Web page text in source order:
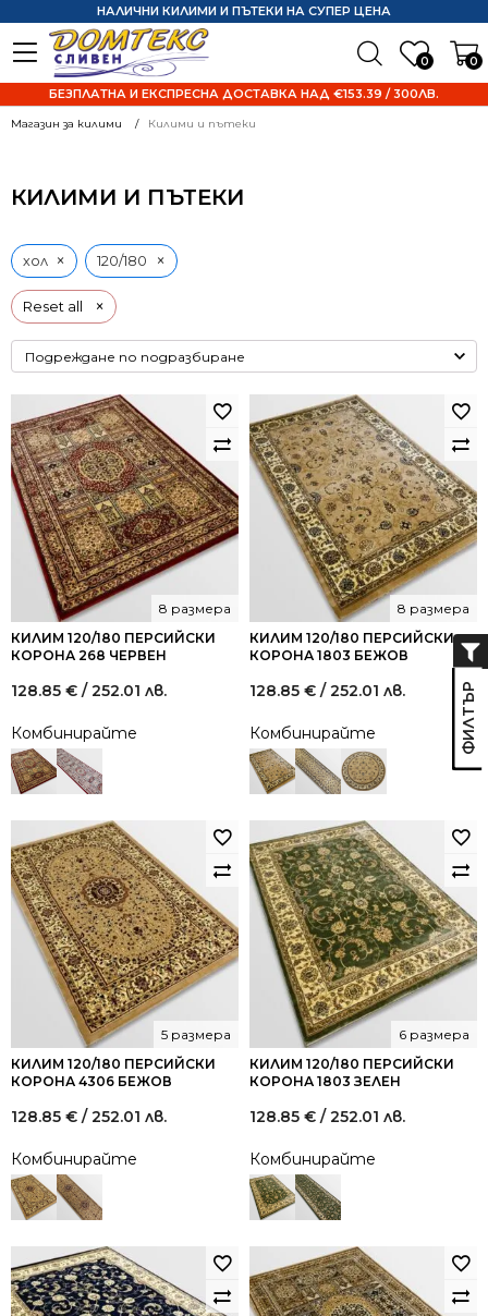
0 0
НАЛИЧНИ КИЛИМИ И ПЪТЕКИ НА СУПЕР ЦЕНА
БЕЗПЛАТНА И ЕКСПРЕСНА ДОСТАВКА НАД €153.39 / 300ЛВ.
Магазин за килими Килими и пътеки
КИЛИМИ И ПЪТЕКИ
Reset all ×
хол × 120/180 ×
КИЛИМ 120/180 ПЕРСИЙСКИ
КОРОНА 268 ЧЕРВЕН
8 размера
128.85 € / 252.01 лв.
Комбинирайте
КИЛИМ 120/180 ПЕРСИЙСКИ
КОРОНА 1803 БЕЖОВ
8 размера
128.85 € / 252.01 лв.
Комбинирайте
КИЛИМ 120/180 ПЕРСИЙСКИ
КОРОНА 4306 БЕЖОВ
5 размера
128.85 € / 252.01 лв.
Комбинирайте
КИЛИМ 120/180 ПЕРСИЙСКИ
КОРОНА 1803 ЗЕЛЕН
6 размера
128.85 € / 252.01 лв.
Комбинирайте